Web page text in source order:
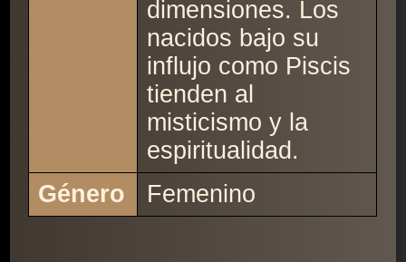
dimensiones. Los
nacidos bajo su
influjo como Piscis
tienden al
misticismo y la
espiritualidad.
Género
Femenino